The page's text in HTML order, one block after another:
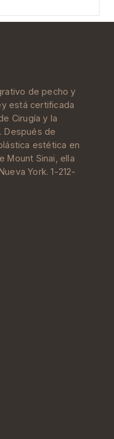
de pecho y
está certificada
Cirugía y la
. Después de
estética en
Mount Sinai , ella
York. 1-212-